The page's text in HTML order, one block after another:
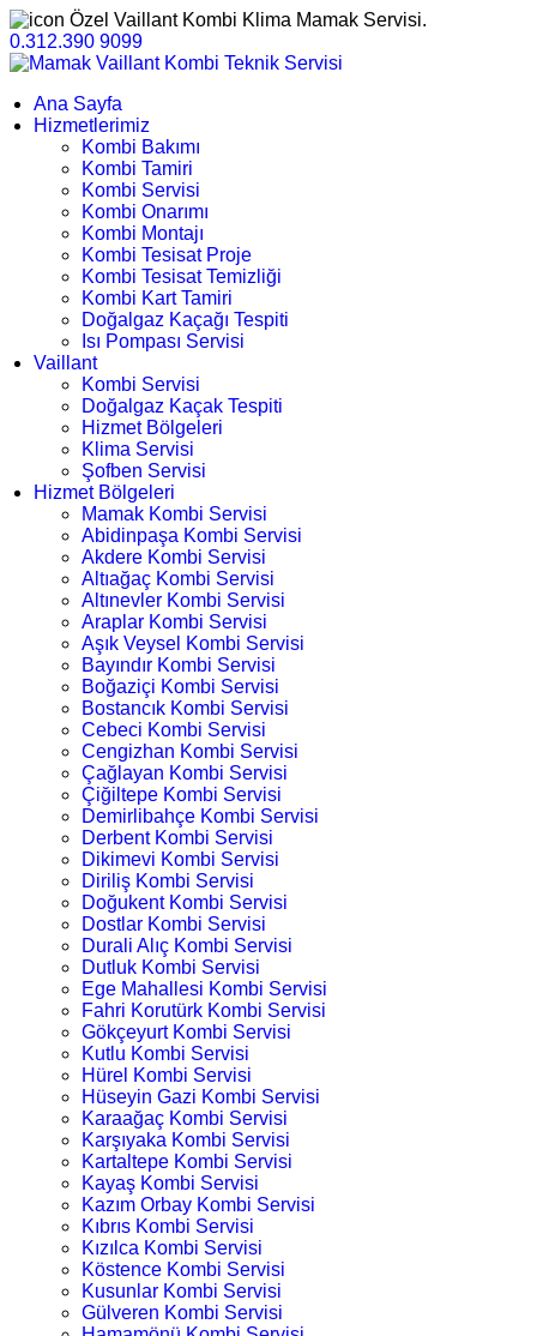
Özel Vaillant Kombi Klima Mamak Servisi.
0.312.390 9099
Ana Sayfa
Hizmetlerimiz
Kombi Bakımı
Kombi Tamiri
Kombi Servisi
Kombi Onarımı
Kombi Montajı
Kombi Tesisat Proje
Kombi Tesisat Temizliği
Kombi Kart Tamiri
Doğalgaz Kaçağı Tespiti
Isı Pompası Servisi
Vaillant
Kombi Servisi
Doğalgaz Kaçak Tespiti
Hizmet Bölgeleri
Klima Servisi
Şofben Servisi
Hizmet Bölgeleri
Mamak Kombi Servisi
Abidinpaşa Kombi Servisi
Akdere Kombi Servisi
Altıağaç Kombi Servisi
Altınevler Kombi Servisi
Araplar Kombi Servisi
Aşık Veysel Kombi Servisi
Bayındır Kombi Servisi
Boğaziçi Kombi Servisi
Bostancık Kombi Servisi
Cebeci Kombi Servisi
Cengizhan Kombi Servisi
Çağlayan Kombi Servisi
Çiğiltepe Kombi Servisi
Demirlibahçe Kombi Servisi
Derbent Kombi Servisi
Dikimevi Kombi Servisi
Diriliş Kombi Servisi
Doğukent Kombi Servisi
Dostlar Kombi Servisi
Durali Alıç Kombi Servisi
Dutluk Kombi Servisi
Ege Mahallesi Kombi Servisi
Fahri Korutürk Kombi Servisi
Gökçeyurt Kombi Servisi
Kutlu Kombi Servisi
Hürel Kombi Servisi
Hüseyin Gazi Kombi Servisi
Karaağaç Kombi Servisi
Karşıyaka Kombi Servisi
Kartaltepe Kombi Servisi
Kayaş Kombi Servisi
Kazım Orbay Kombi Servisi
Kıbrıs Kombi Servisi
Kızılca Kombi Servisi
Köstence Kombi Servisi
Kusunlar Kombi Servisi
Gülveren Kombi Servisi